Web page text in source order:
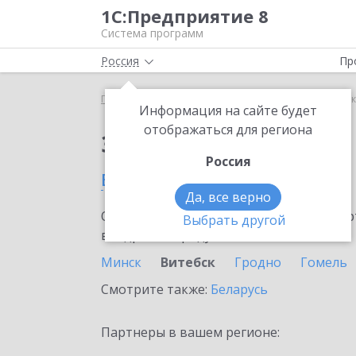
1С:Предприятие 8
Система программ
Россия
Информация на сайте будет
отображаться для региона
Россия
Да, все верно
Выбрать другой
Главная 1С-
Заказать 1С-Коннект
в Витебске
Ознакомьтесь с информационными
внедрение продукта.
Минск
Витебск Гродно Гомель
Смотрите также: Беларусь
Партнеры в вашем регионе: